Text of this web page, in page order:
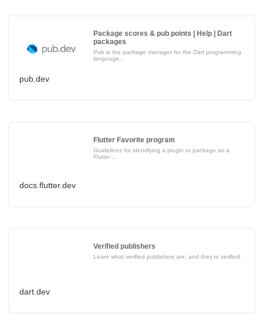
Package scores & pub points | Help | Dart
packages
Pub is the package manager for the Dart programming
language...
pub.dev
Flutter Favorite program
Guidelines for identifying a plugin or package as a
Flutter ...
docs.flutter.dev
Verified publishers
Learn what verified publishers are, and they're verified.
dart.dev